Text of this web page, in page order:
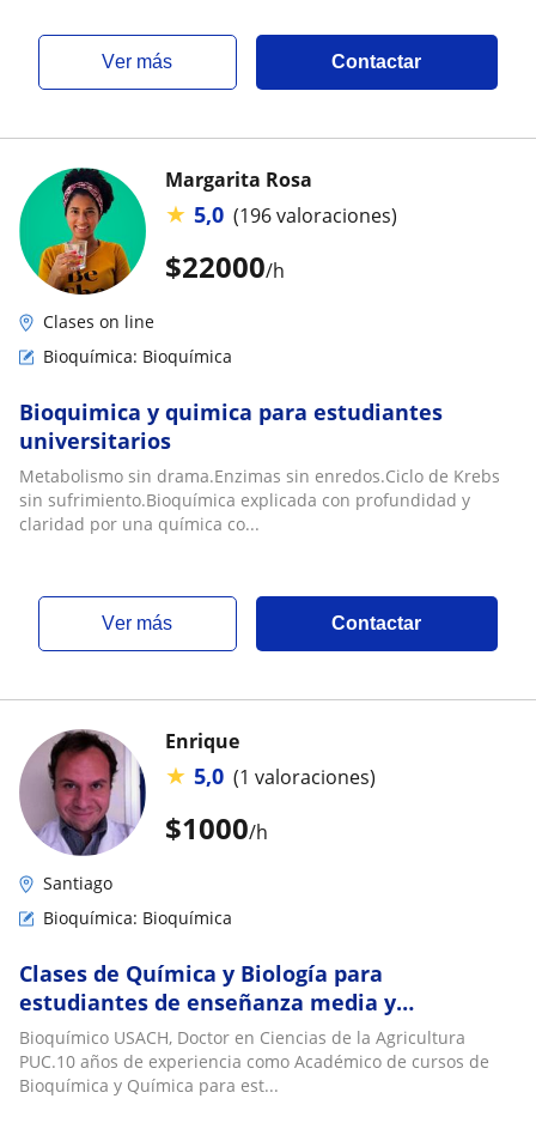
ver más Contactar
$22000/h
Margarita Rosa
★ 5,0 (196 valoraciones)
Clases on line
Bioquímica: Bioquímica
Bioquimica y quimica para estudiantes
universitarios
Metabolismo sin drama.Enzimas sin enredos.Ciclo de Krebs
sin sufrimiento.Bioquímica explicada con profundidad y
claridad por una química co...
ver más Contactar
$1000/h
Enrique
★ 5,0 (1 valoraciones)
Santiago
Bioquímica: Bioquímica
Clases de Química y Biología para
estudiantes de enseñanza media y
Universitarios
Bioquímico USACH, Doctor en Ciencias de la Agricultura
PUC.10 años de experiencia como Académico de cursos de
Bioquímica y Química para est...